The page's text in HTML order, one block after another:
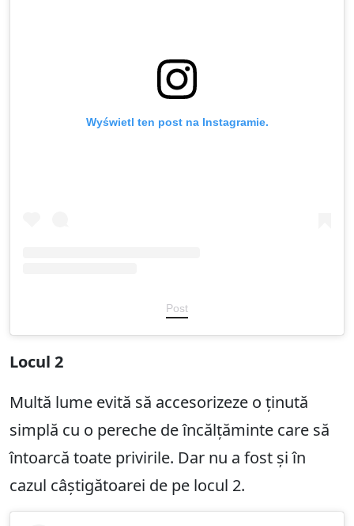
Wyświetl ten post na Instagramie.
Post
Locul 2
Multă lume evită să accesorizeze o ținută
simplă cu o pereche de încălțăminte care să
întoarcă toate privirile. Dar nu a fost și în
cazul câștigătoarei de pe locul 2.